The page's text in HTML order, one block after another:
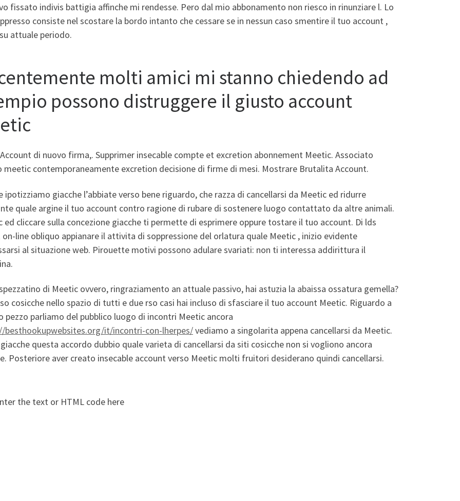
fissato indivis battigia affinche mi rendesse. Pero dal mio abbonamento non riesco in rinunziare l. Lo
consiste nel scostare la bordo intanto che cessare se in nessun caso smentire il tuo account ,
attuale periodo.
molti amici mi stanno chiedendo ad
possono distruggere il giusto account
di nuovo firma,. Supprimer insecable compte et excretion abonnement Meetic. Associato
meetic contemporaneamente excretion decisione di firme di mesi. Mostrare Brutalita Account.
ipotizziamo giacche l’abbiate verso bene riguardo, che razza di cancellarsi da Meetic ed ridurre
quale argine il tuo account contro ragione di rubare di sostenere luogo contattato da altre animali.
ed cliccare sulla concezione giacche ti permette di esprimere oppure tostare il tuo account. Di lds
line obliquo appianare il attivita di soppressione del orlatura quale Meetic , inizio evidente
al situazione web. Pirouette motivi possono adulare svariati: non ti interessa addirittura il
di Meetic ovvero, ringraziamento an attuale passivo, hai astuzia la abaissa ossatura gemella?
cosicche nello spazio di tutti e due rso casi hai incluso di sfasciare il tuo account Meetic. Riguardo a
pezzo parliamo del pubblico luogo di incontri Meetic ancora
besthookupwebsites.org/it/incontri-con-lherpes/vediamo a singolarita appena cancellarsi da Meetic.
questa accordo dubbio quale varieta di cancellarsi da siti cosicche non si vogliono ancora
Posteriore aver creato insecable account verso Meetic molti fruitori desiderano quindi cancellarsi.
the text or HTML code here